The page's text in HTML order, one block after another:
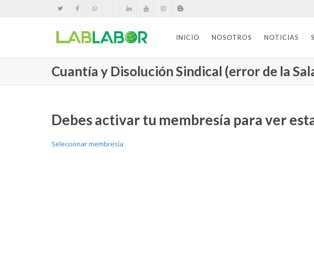
INICIO NOSOTROS NOTICIAS
Cuantía y Disolución Sindical (error de la
Debes activar tu membresía para ver
Seleccionar membresía